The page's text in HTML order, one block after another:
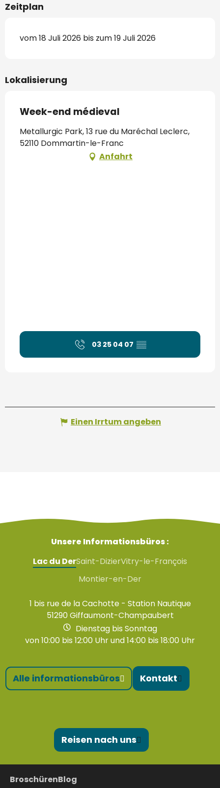
Zeitplan
vom 18 Juli 2026 bis zum 19 Juli 2026
Lokalisierung
Week-end médieval
Metallurgic Park, 13 rue du Maréchal Leclerc,
52110 Dommartin-le-Franc
Anfahrt
03 25 04 07 ▒▒
Einen Irrtum angeben
Unsere Informationsbüros :
Lac du DerSaint-DizierVitry-le-François
Montier-en-Der
1 bis rue de la Cachotte - Station Nautique
51290 Giffaumont-Champaubert
Dienstag bis Sonntag
von 10:00 bis 12:00 Uhr und 14:00 bis 18:00 Uhr
Alle informationsbüros Kontakt
Reisen nach uns
BroschürenBlog